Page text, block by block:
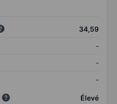
34,59
-
-
-
Élevé